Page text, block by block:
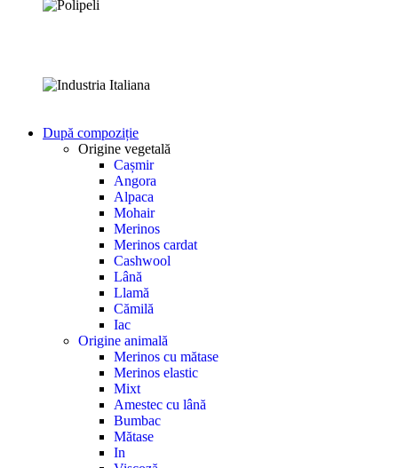
După compoziție
Origine vegetală
Cașmir
Angora
Alpaca
Mohair
Merinos
Merinos cardat
Cashwool
Lână
Llamă
Cămilă
Iac
Origine animală
Merinos cu mătase
Merinos elastic
Mixt
Amestec cu lână
Bumbac
Mătase
In